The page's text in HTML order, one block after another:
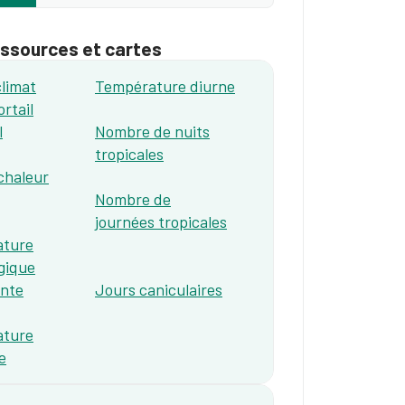
et cartes
Température diurne
Nombre de nuits
tropicales
Nombre de
journées tropicales
Jours​​ caniculaires